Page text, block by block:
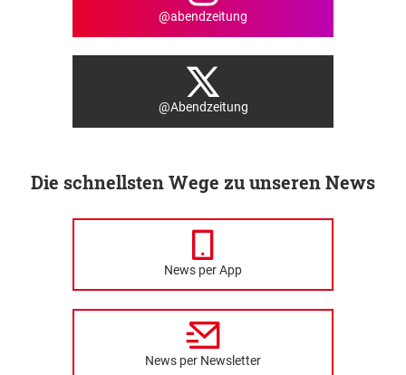
@abendzeitung
@Abendzeitung
Die schnellsten Wege zu unseren News
News per App
News per Newsletter